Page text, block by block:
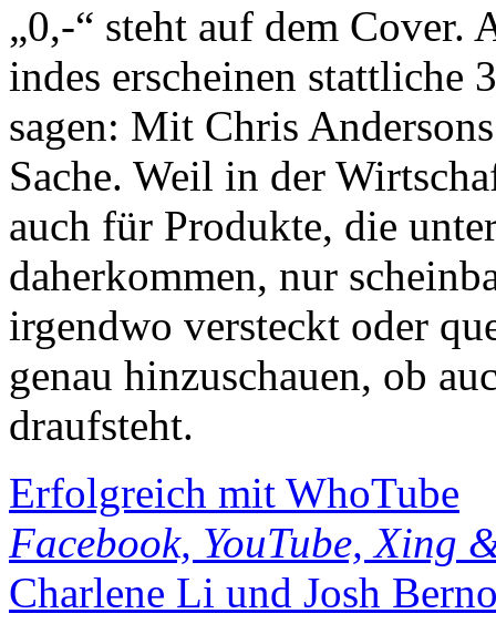
„0,-“ steht auf dem Cover.
indes erscheinen stattliche
sagen: Mit Chris
Sache. Weil in der
auch für Produkte, die
daherkommen, nur
irgendwo versteckt oder
genau hinzuschauen, ob
draufsteht.
Erfolgreich mit WhoTube
Facebook, YouTube, Xing
Charlene Li und Josh